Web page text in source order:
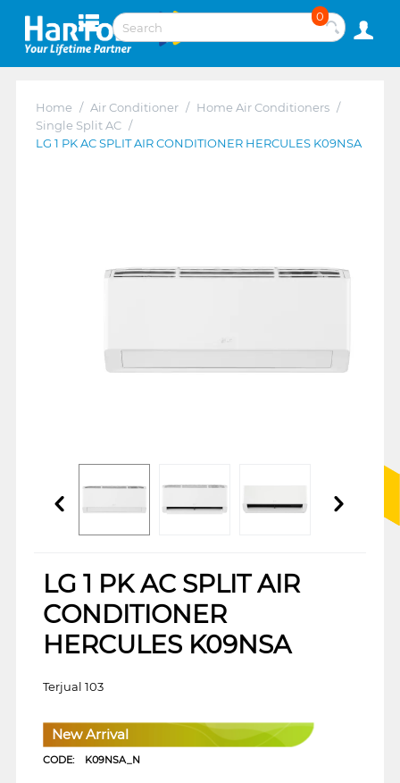
0
Home / Air Conditioner / Home Air Conditioners /
Single Split AC /
LG 1 PK AC SPLIT AIR CONDITIONER HERCULES K09NSA
LG 1 PK AC SPLIT AIR
CONDITIONER
HERCULES K09NSA
Terjual 103
New Arrival
CODE: K09NSA_N